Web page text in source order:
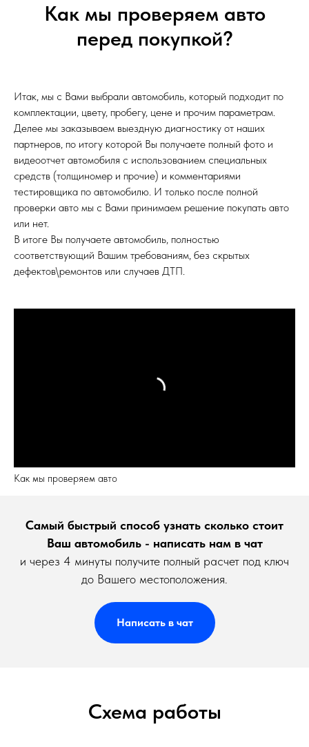
Как мы проверяем авто
перед покупкой?
Итак, мы с Вами выбрали автомобиль, который подходит по
комплектации, цвету, пробегу, цене и прочим параметрам.
Делее мы заказываем выездную диагностику от наших
партнеров, по итогу которой Вы получаете полный фото и
видеоотчет автомобиля с использованием специальных
средств (толщиномер и прочие) и комментариями
тестировщика по автомобилю. И только после полной
проверки авто мы с Вами принимаем решение покупать авто
или нет.
В итоге Вы получаете автомобиль, полностью
соответствующий Вашим требованиям, без скрытых
дефектов\ремонтов или случаев ДТП.
Как мы проверяем авто
Самый быстрый способ узнать сколько стоит
Ваш автомобиль - написать нам в чат
и через 4 минуты получите полный расчет под ключ
до Вашего местоположения.
Написать в чат
Схема работы